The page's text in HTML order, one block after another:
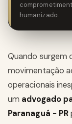
humanizado.
Quando surgem
movimentação
operacionais
um advogado
Paranaguá - PR